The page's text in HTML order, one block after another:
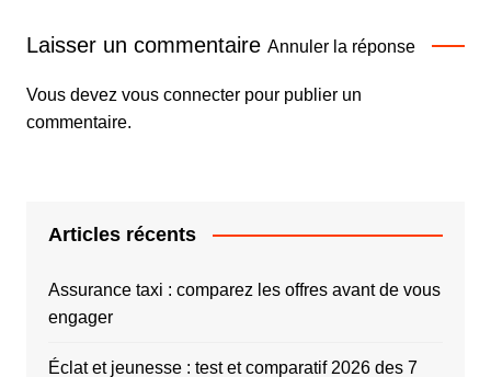
Laisser un commentaire Annuler la réponse
Vous devez vous connecterpour publier un
commentaire.
Articles récents
Assurance taxi : comparez les offres avant de vous
engager
Éclat et jeunesse : test et comparatif 2026 des 7